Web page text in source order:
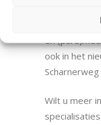
met name
en
ook in het
Wilt u meer